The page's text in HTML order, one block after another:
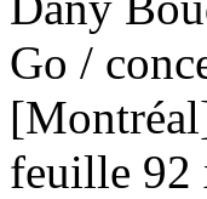
Go /
feuille 92